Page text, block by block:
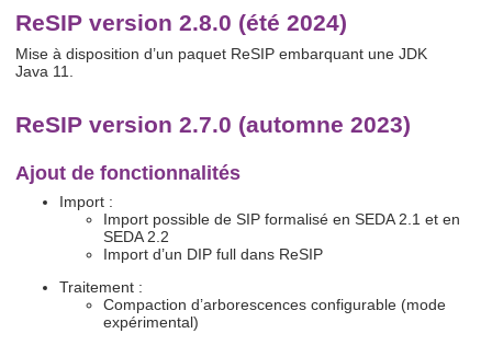
ReSIP version 2.8.0 (été 2024)
Mise à disposition d’un paquet ReSIP embarquant une JDK
Java 11.
ReSIP version 2.7.0 (automne 2023)
Ajout de fonctionnalités
Import :
Import possible de SIP formalisé en SEDA 2.1 et en
SEDA 2.2
Import d’un DIP full dans ReSIP
Traitement :
Compaction d’arborescences configurable (mode
expérimental)